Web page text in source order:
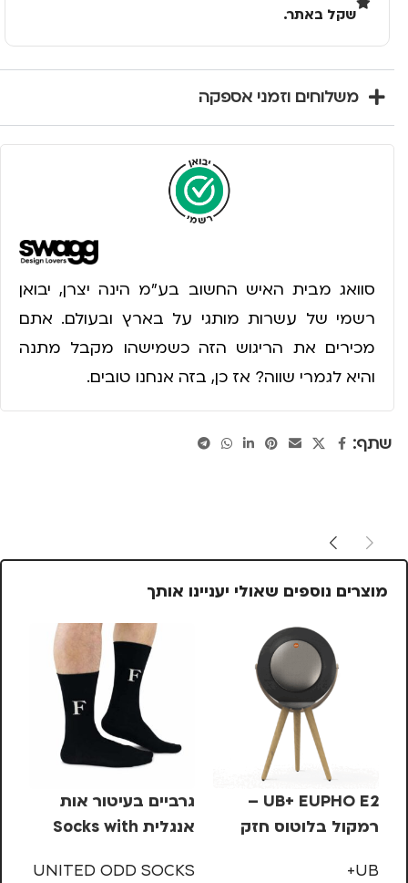
שקל באתר.
משלוחים וזמני אספקה
סוואג מבית האיש החשוב בע״מ הינה יצרן, יבואן
רשמי של עשרות מותגי על בארץ ובעולם. אתם
מכירים את הריגוש הזה כשמישהו מקבל מתנה
והיא לגמרי שווה? אז כן, בזה אנחנו טובים.
שתף:
מוצרים נוספים שאולי יעניינו אותך
UB+ EUPHO E2 –
רמקול בלוטוס חזק
UB+
גרביים בעיטור אות
אנגלית Socks with
UNITED ODD SOCKS